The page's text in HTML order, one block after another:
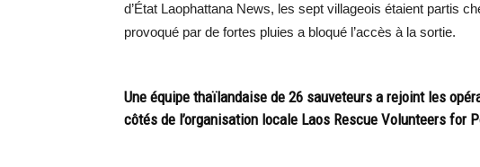
d’État Laophattana News, les sept villageois étaient partis
provoqué par de fortes pluies a bloqué l’accès à la sortie.
Une équipe thaïlandaise de 26 sauveteurs a rejoint les
côtés de l’organisation locale Laos Rescue Volunteers for